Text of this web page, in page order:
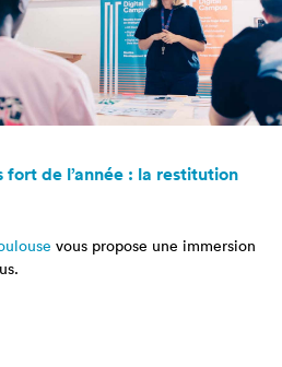
fort de l’année : la restitution
vous propose une immersion